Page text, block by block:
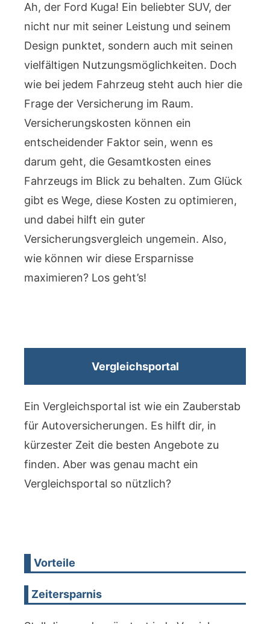
Ah, der Ford Kuga! Ein beliebter SUV, der
nicht nur mit seiner Leistung und seinem
Design punktet, sondern auch mit seinen
vielfältigen Nutzungsmöglichkeiten. Doch
wie bei jedem Fahrzeug steht auch hier die
Frage der Versicherung im Raum.
Versicherungskosten können ein
entscheidender Faktor sein, wenn es
darum geht, die Gesamtkosten eines
Fahrzeugs im Blick zu behalten. Zum Glück
gibt es Wege, diese Kosten zu optimieren,
und dabei hilft ein guter
Versicherungsvergleich ungemein. Also,
wie können wir diese Ersparnisse
maximieren? Los geht’s!
Vergleichsportal
Ein Vergleichsportal ist wie ein Zauberstab
für Autoversicherungen. Es hilft dir, in
kürzester Zeit die besten Angebote zu
finden. Aber was genau macht ein
Vergleichsportal so nützlich?
Vorteile
Zeitersparnis